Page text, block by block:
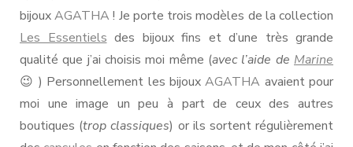
bijouxAGATHA ! Je porte trois modèles de la collection
Les Essentielsdes bijoux fins et d’une très grande
qualité que j’ai choisis moi même (avec l’aide de Marine
😉 ) Personnellement les bijouxAGATHA avaient pour
moi une image un peu à part de ceux des autres
boutiques (trop classiques) or ils sortent régulièrement